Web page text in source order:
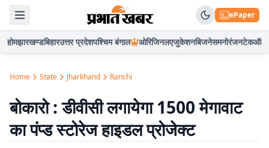
ePaper
होमझारखण्डबिहारउत्तर प्रदेशपश्चिम बंगाल ओरिजिनलएजुकेशनबिजनेसमनोरंजनटेकऑटो
Home State Jharkhand Ranchi
बोकारो : डीवीसी लगायेगा 1500 मेगावाट
का पंप्ड स्टोरेज हाइडल प्रोजेक्ट